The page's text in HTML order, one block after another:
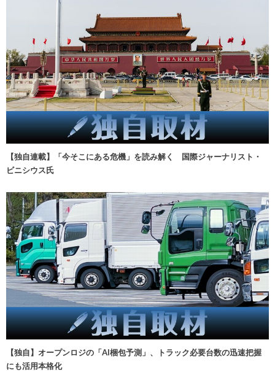
【独自連載】「今そこにある危機」を読み解く 国際ジャーナリスト・
ビニシウス氏
【独自】オープンロジの「AI梱包予測」、トラック必要台数の迅速把握
にも活用本格化